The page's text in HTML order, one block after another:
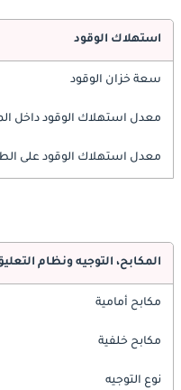
استهلاك الوقود
سعة خزان الوقود
معدل استهلاك الوقود داخل
معدل استهلاك الوقود على
المكابح، التوجيه ونظام
مكابح أمامية
مكابح خلفية
نوع التوجيه